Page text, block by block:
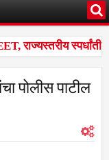
राज्यस्तरीय
जखमीशहापूर
दाम्पत्याची आर्थिक
पोलीस पाटील